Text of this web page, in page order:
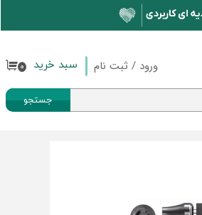
ورود / ثبت نام
جستجو
۰ سبد خرید